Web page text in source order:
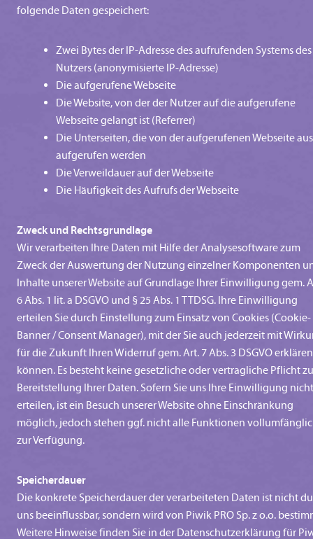
folgende Daten gespeichert:
Zwei Bytes der IP-Adresse des aufrufenden Systems des
Nutzers (anonymisierte IP-Adresse)
Die aufgerufene Webseite
Die Website, von der der Nutzer auf die aufgerufene
Webseite gelangt ist (Referrer)
Die Unterseiten, die von der aufgerufenen Webseite aus
aufgerufen werden
Die Verweildauer auf der Webseite
Die Häufigkeit des Aufrufs der Webseite
Zweck und Rechtsgrundlage
Wir verarbeiten Ihre Daten mit Hilfe der Analysesoftware zum
Zweck der Auswertung der Nutzung einzelner Komponenten
Inhalte unserer Website auf Grundlage Ihrer Einwilligung gem.
6 Abs. 1 lit. a DSGVO und § 25 Abs. 1 TTDSG. Ihre Einwilligung
erteilen Sie durch Einstellung zum Einsatz von Cookies (Cookie-
Banner / Consent Manager), mit der Sie auch jederzeit mit
für die Zukunft Ihren Widerruf gem. Art. 7 Abs. 3 DSGVO erklären
können. Es besteht keine gesetzliche oder vertragliche Pflicht
Bereitstellung Ihrer Daten. Sofern Sie uns Ihre Einwilligung nicht
erteilen, ist ein Besuch unserer Website ohne Einschränkung
möglich, jedoch stehen ggf. nicht alle Funktionen
zur Verfügung.
Speicherdauer
Die konkrete Speicherdauer der verarbeiteten Daten ist nicht
uns beeinflussbar, sondern wird von Piwik PRO Sp. z o.o.
Weitere Hinweise finden Sie in der Datenschutzerklärung für